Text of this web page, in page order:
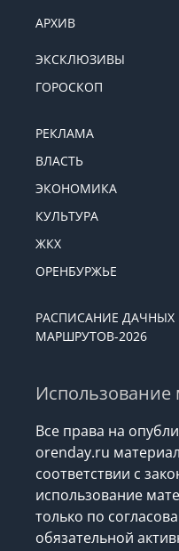
АРХИВ
ЭКСКЛЮЗИВЫ
ГОРОСКОП
РЕКЛАМА
ВЛАСТЬ
ЭКОНОМИКА
КУЛЬТУРА
ЖКХ
ОРЕНБУРЖЬЕ
РАСПИСАНИЕ ДАЧНЫХ
МАРШРУТОВ-2026
Использование
Все права на
orenday.ru
соответствии с
использование
только по
обязательной